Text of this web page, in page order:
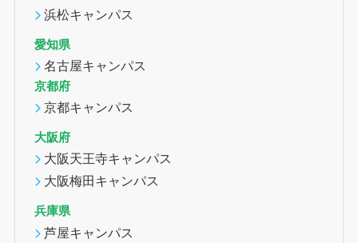
浜松キャンパス
愛知県
名古屋キャンパス
京都府
京都キャンパス
大阪府
大阪天王寺キャンパス
大阪梅田キャンパス
兵庫県
芦屋キャンパス